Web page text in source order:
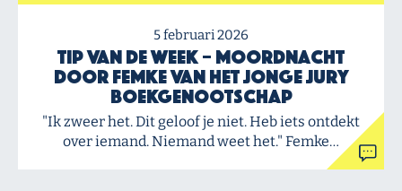
5 februari 2026
Tip van de Week – Moordnacht
door Femke van het Jonge Jury
Boekgenootschap
"Ik zweer het. Dit geloof je niet. Heb iets ontdekt
over iemand. Niemand weet het." Femke…